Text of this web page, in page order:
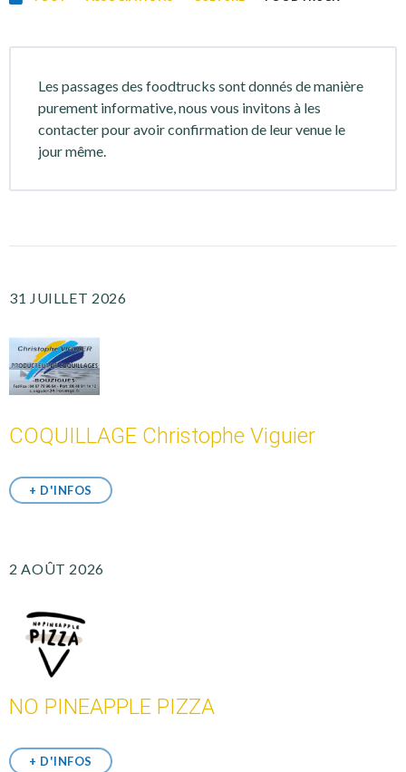
Les passages des foodtrucks sont donnés de manière
purement informative, nous vous invitons à les
contacter pour avoir confirmation de leur venue le
jour même.
31 JUILLET 2026
COQUILLAGE Christophe Viguier
+ D'INFOS
2 AOÛT 2026
NO PINEAPPLE PIZZA
+ D'INFOS